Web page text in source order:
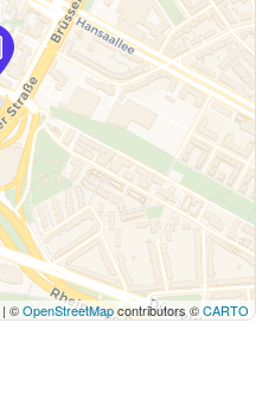
| ©OpenStreetMapcontributors ©CARTO